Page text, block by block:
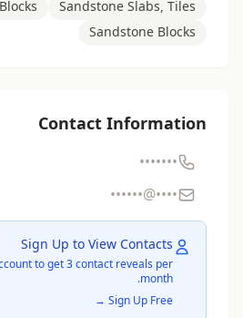
Sandstone Slabs, Tiles
Sandstone Blocks
Contact Information
•••••••
••••@••••••
Sign Up to View Contacts
to get 3 contact reveals per
month.
Sign Up Free →